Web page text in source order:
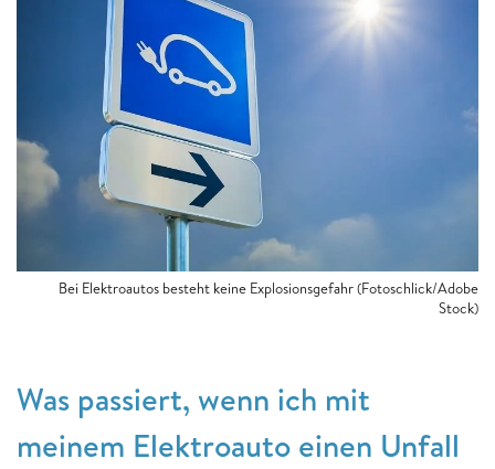
Bei Elektroautos besteht keine Explosionsgefahr (Fotoschlick/Adobe
Stock)
Was passiert, wenn ich mit
meinem Elektroauto einen Unfall